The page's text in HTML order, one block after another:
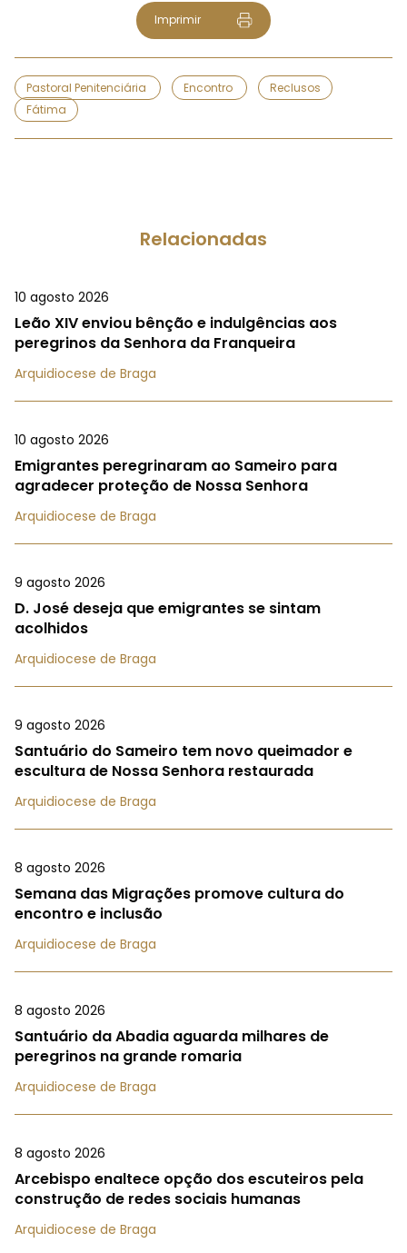
Imprimir
Pastoral Penitenciária Encontro
Reclusos
Fátima
Relacionadas
10 agosto 2026
Leão XIV enviou bênção e indulgências aos
peregrinos da Senhora da Franqueira
Arquidiocese de Braga
10 agosto 2026
Emigrantes peregrinaram ao Sameiro para
agradecer proteção de Nossa Senhora
Arquidiocese de Braga
9 agosto 2026
D. José deseja que emigrantes se sintam
acolhidos
Arquidiocese de Braga
9 agosto 2026
Santuário do Sameiro tem novo queimador e
escultura de Nossa Senhora restaurada
Arquidiocese de Braga
8 agosto 2026
Semana das Migrações promove cultura do
encontro e inclusão
Arquidiocese de Braga
8 agosto 2026
Santuário da Abadia aguarda milhares de
peregrinos na grande romaria
Arquidiocese de Braga
8 agosto 2026
Arcebispo enaltece opção dos escuteiros pela
construção de redes sociais humanas
Arquidiocese de Braga